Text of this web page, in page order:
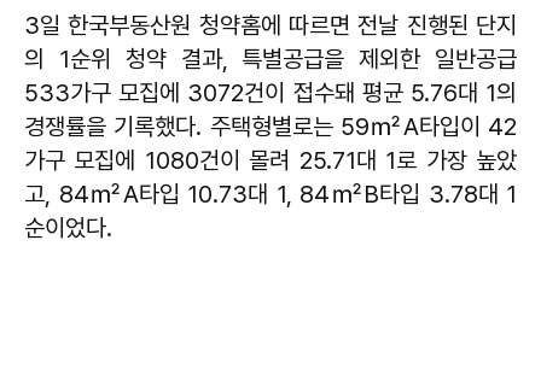
3일 한국부동산원 청약홈에 따르면 전날 진행된 단지
의 1순위 청약 결과, 특별공급을 제외한 일반공급
533가구 모집에 3072건이 접수돼 평균 5.76대 1의
경쟁률을 기록했다. 주택형별로는 59㎡A타입이 42
가구 모집에 1080건이 몰려 25.71대 1로 가장 높았
고, 84㎡A타입 10.73대 1, 84㎡B타입 3.78대 1
순이었다.